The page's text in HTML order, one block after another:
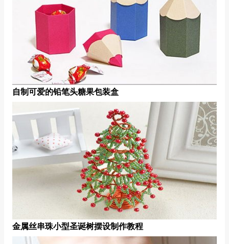
自制可爱的铅笔头糖果包装盒
金属丝串珠小型圣诞树摆设制作教程